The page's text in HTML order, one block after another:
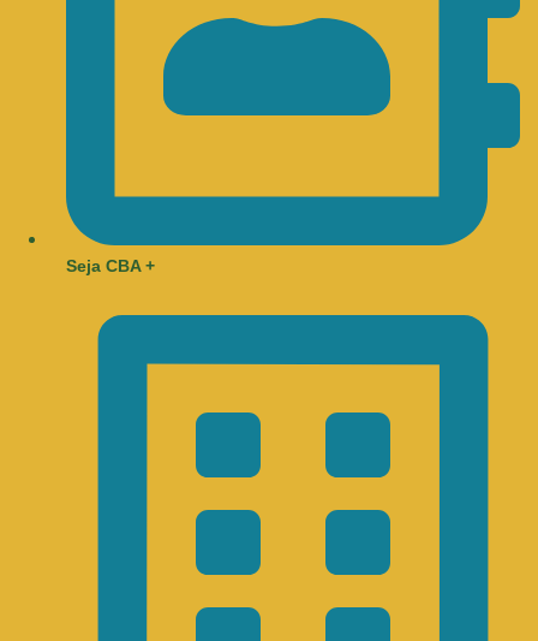
Seja CBA +